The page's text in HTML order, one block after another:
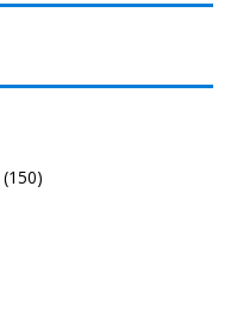
(150)